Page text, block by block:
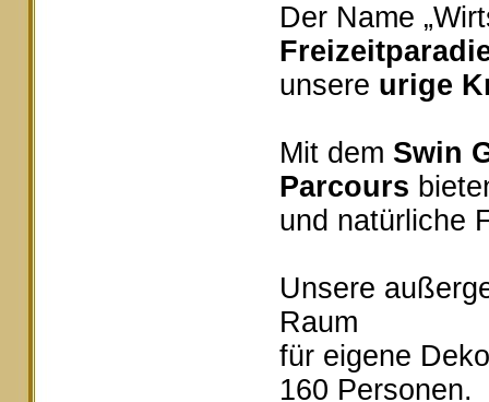
Der Name
unsere urige
Mit dem Swin
Parcours
und natürliche
Unsere
Raum
für eigene
160 Personen.